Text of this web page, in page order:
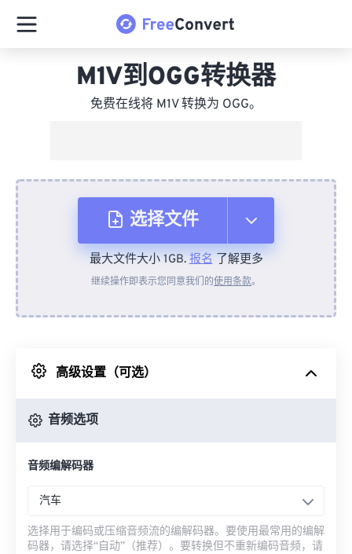
M1V到OGG转换器
免费在线将 M1V 转换为 OGG。
选择文件
从设备
来自 Google Drive
最大文件大小 1GB.报名了解更多
继续操作即表示您同意我们的使用条款。
高级设置（可选）
音频选项
音频编解码器
汽车
选择用于编码或压缩音频流的编解码器。要使用最常用的编解
码器，请选择“自动”（推荐）。要转换但不重新编码音频，请